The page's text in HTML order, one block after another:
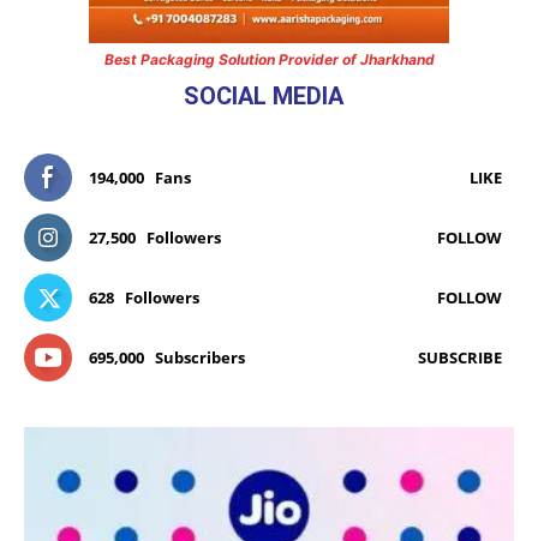
Best Packaging Solution Provider of Jharkhand
SOCIAL MEDIA
194,000 Fans LIKE
27,500 Followers FOLLOW
628 Followers FOLLOW
695,000 Subscribers SUBSCRIBE